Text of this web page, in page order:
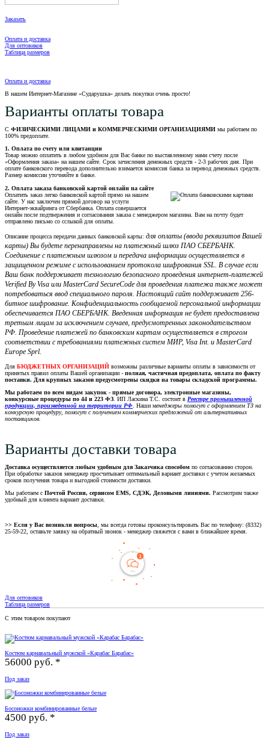
Заказать
Оплата и доставка
Для оптовиков
Таблица размеров
Оплата и доставка
В нашем Интернет-Магазине «Сударушка» делать покупки очень просто!
Варианты оплаты товара
С ФИЗИЧЕСКИМИ ЛИЦАМИ и КОММЕРЧЕСКИМИ ОРГАНИЗАЦИЯМИ мы работаем по
100% предоплате.
1. Оплата по счету или квитанции
Товар можно оплатить в любом удобном для Вас банке по выставленному нами счету после
«Оформления заказа» на нашем сайте. Срок зачисления денежных средств - 2-3 рабочих дня. При
оплате банковского перевода дополнительно взимается комиссия банка за перевод денежных средств.
Размер комиссии уточняйте в банке.
2. Оплата заказа банковской картой онлайн на сайте
Оплатить заказ легко банковской картой прямо на нашем
сайте. У нас заключен прямой договор на услуги
Интернет-эквайринга от Сбербанка. Оплата совершается
онлайн после подтвержения и согласования заказа с менеджером магазина. Вам на почту будет
отправлено письмо со сслыкой для оплаты.
Описание процесса передачи данных банковской карты: для оплаты (ввода реквизитов Вашей
карты) Вы будете перенаправлены на платежный шлюз ПАО СБЕРБАНК.
Соединение с платежным шлюзом и передача информации осуществляется в
защищенном режиме с использованием протокола шифрования SSL. В случае если
Ваш банк поддерживает технологию безопасного проведения интернет-платежей
Verified By Visa или MasterCard SecureCode для проведения платежа также может
потребоваться ввод специального пароля. Настоящий сайт поддерживает 256-
битное шифрование. Конфиденциальность сообщаемой персональной информации
обеспечивается ПАО СБЕРБАНК. Введенная информация не будет предоставлена
третьим лицам за исключением случаев, предусмотренных законодательством
РФ. Проведение платежей по банковским картам осуществляется в строгом
соответствии с требованиями платежных систем МИР, Visa Int. и MasterCard
Europe Sprl.
Для БЮДЖЕТНЫХ ОРГАНИЗАЦИЙ возможны различные варианты оплаты в зависимости от
принятых правил оплаты Вашей организации - полная, частичная предоплата, оплата по факту
поставки. Для крупных заказов предусмотрены скидки на товары складской программы.
Мы работаем по всем видам закупок - прямые договора, электронные магазины,
конкурсные процедуры по 44 и 223 ФЗ. ИП Ласкина Т.С. состоит в Реестре промышленной
продукции, произведенной на территории РФ. Наши менеджеры помогут с оформлением ТЗ на
конкурсную процедуру, помогут с получением коммерческих предложений от альтернативных
поставщиков.
Варианты доставки товара
Доставка осуществляется любым удобным для Заказчика способом по согласованию сторон.
При обработке заказов менеджер просчитывает оптимальный вариант доставки с учетом желаемых
сроков получения товара и выгодной стоимости доставки.
Мы работаем с Почтой России, сервисом EMS, СДЭК, Деловыми линиями. Рассмотрим также
удобный для клиента вариант доставки.
>> Если у Вас возникли вопросы, мы всегда готовы проконсультировать Вас по телефону: (8332)
25-59-22, оставьте заявку на обратный звонок - менеджер свяжется с вами в ближайшее время.
Для оптовиков
Таблица размеров
С этим товаром покупают
Костюм карнавальный мужской «Карабас Барабас»
56000 руб. *
Под заказ
Босоножки комбинированные белые
4500 руб. *
Под заказ